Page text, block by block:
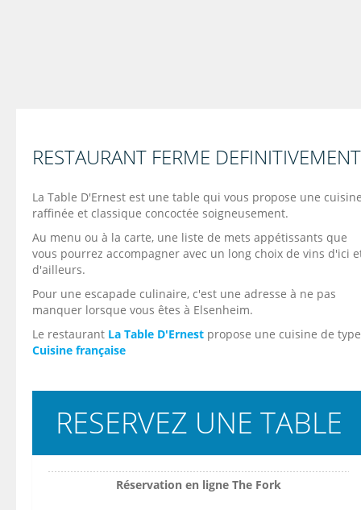
RESTAURANT FERME DEFINITIVEMENT
La Table D'Ernest est une table qui vous propose une
raffinée et classique concoctée soigneusement.
Au menu ou à la carte, une liste de mets appétissants que
vous pourrez accompagner avec un long choix de vins d'ici
d'ailleurs.
Pour une escapade culinaire, c'est une adresse à ne pas
manquer lorsque vous êtes à Elsenheim.
Le restaurant La Table D'Ernest propose une cuisine de type
Cuisine française
RESERVEZ UNE TABLE
Réservation en ligne The Fork